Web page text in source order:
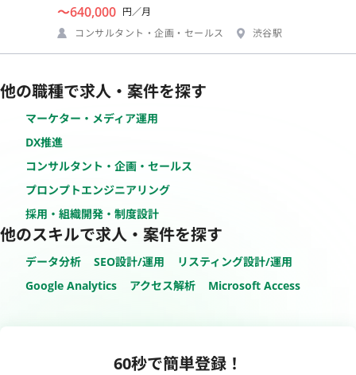
〜640,000 円／月
コンサルタント・企画・セールス
渋谷駅
他の職種で求人・案件を探す
マーケター・メディア運用
DX推進
コンサルタント・企画・セールス
プロンプトエンジニアリング
採用・組織開発・制度設計
他のスキルで求人・案件を探す
データ分析 SEO設計/運用
リスティング設計/運用
Google Analytics
アクセス解析 Microsoft Access
60秒で簡単登録！